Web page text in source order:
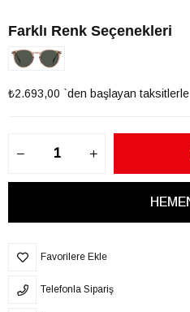
Farklı Renk Seçenekleri
₺2.693,00 `den başlayan taksitlerle
Favorilere Ekle
Telefonla Sipariş